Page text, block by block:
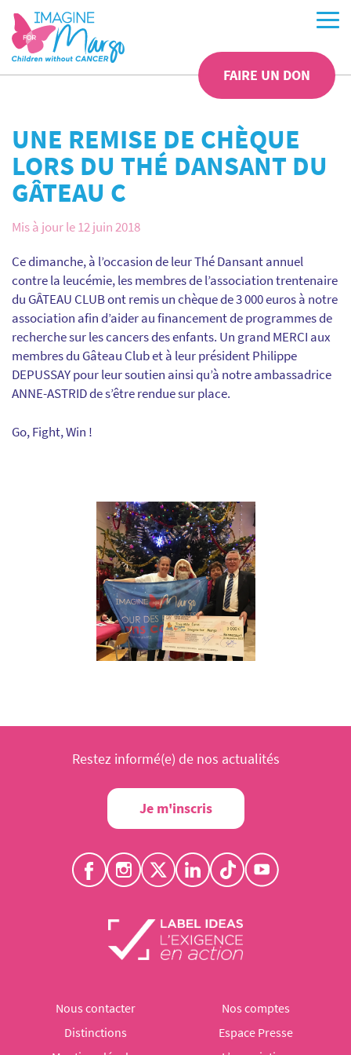
FAIRE UN DON
UNE REMISE DE CHÈQUE
LORS DU THÉ DANSANT DU
GÂTEAU C
Mis à jour le 12 juin 2018
Ce dimanche, à l’occasion de leur Thé Dansant annuel
contre la leucémie, les membres de l’association trentenaire
du GÂTEAU CLUB ont remis un chèque de 3 000 euros à notre
association afin d’aider au financement de programmes de
recherche sur les cancers des enfants. Un grand MERCI aux
membres du Gâteau Club et à leur président Philippe
DEPUSSAY pour leur soutien ainsi qu’à notre ambassadrice
ANNE-ASTRID de s’être rendue sur place.
Go, Fight, Win !
Restez informé(e) de nos actualités
Je m'inscris
Nous contacter
Nos comptes
Distinctions
Espace Presse